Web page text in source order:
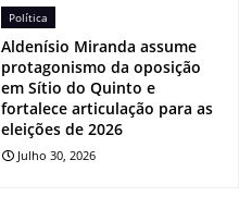
Política
Aldenísio Miranda assume
protagonismo da oposição
em Sítio do Quinto e
fortalece articulação para as
eleições de 2026
Julho 30, 2026